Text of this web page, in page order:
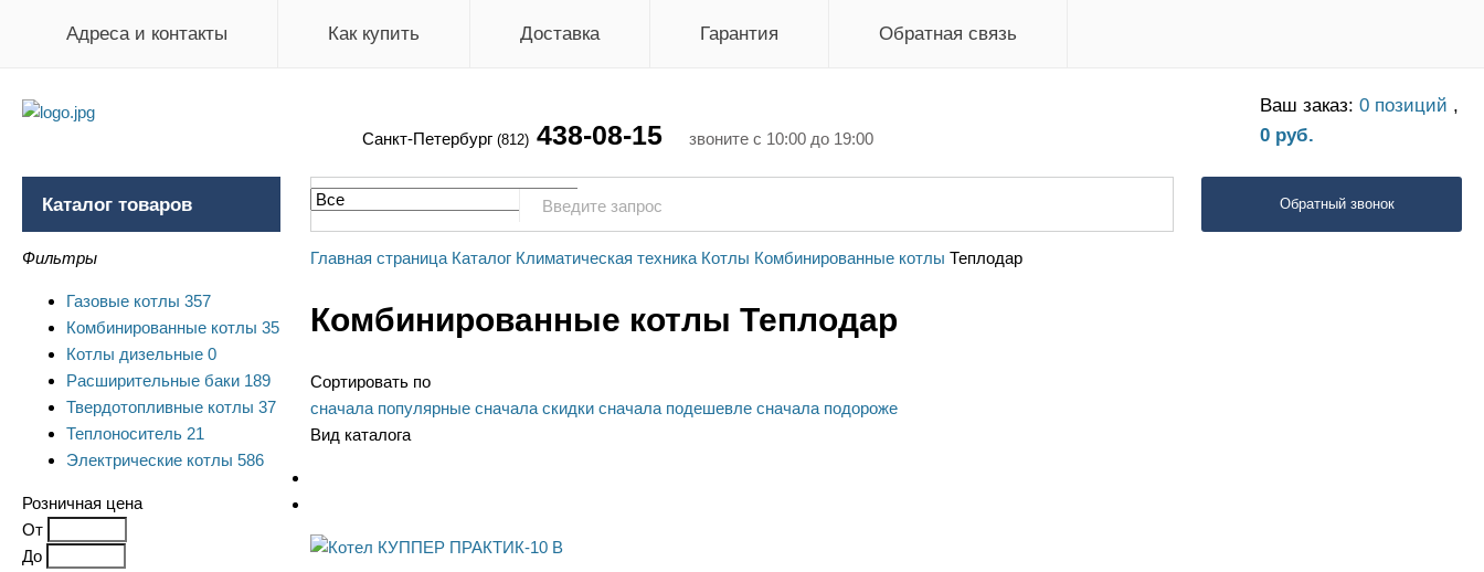
Адреса и контакты Как купить Доставка Гарантия Обратная связь
Санкт-Петербург (812) 438-08-15 звоните с 10:00 до 19:00
Ваш заказ: 0 позиций ,
0 руб.
Каталог товаров Обратный звонок
Фильтры
Газовые котлы 357
Комбинированные котлы 35
Котлы дизельные 0
Расширительные баки 189
Твердотопливные котлы 37
Теплоноситель 21
Электрические котлы 586
Розничная цена
От
До
Главная страница Каталог Климатическая техника Котлы Комбинированные котлы Теплодар
Комбинированные котлы Теплодар
Сортировать по
сначала популярные сначала скидки сначала подешевле сначала подороже
Вид каталога